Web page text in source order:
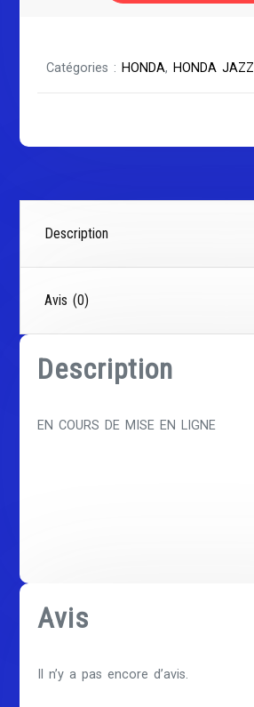
Série
Catégories : HONDA, HONDA JAZZ
Description
Avis (0)
Description
EN COURS DE MISE EN LIGNE
Avis
Il n’y a pas encore d’avis.